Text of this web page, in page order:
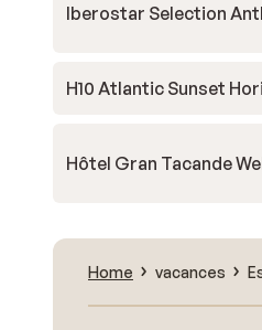
Iberostar Selection
H10 Atlantic Sunset
Hôtel Gran Tacande
Home vacances